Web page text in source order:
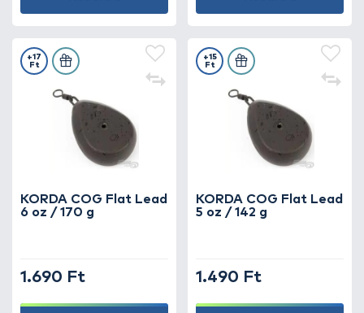
KORDA COG Flat Lead
6 oz / 170 g
+17
Ft
1.690 Ft
KORDA COG Flat Lead
5 oz / 142 g
+15
Ft
1.490 Ft